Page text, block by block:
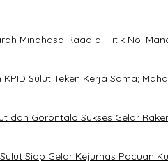
Minahasa Raad di Titik Nol
KPID Sulut Teken Kerja Sama;
dan Gorontalo Sukses Gelar
Siap Gelar Kejurnas Pacuan